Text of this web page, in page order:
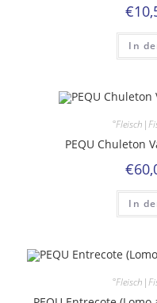
€
In
PEQU Chuleton
€
In